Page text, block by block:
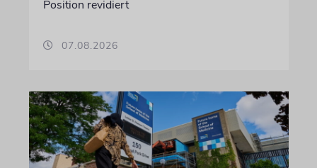
Position revidiert
07.08.2026